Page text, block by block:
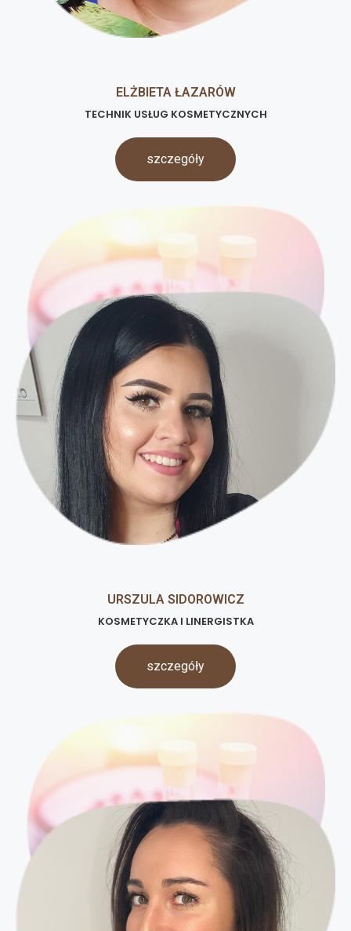
ELŻBIETA ŁAZARÓW
TECHNIK USŁUG KOSMETYCZNYCH
szczegóły
URSZULA SIDOROWICZ
KOSMETYCZKA I LINERGISTKA
szczegóły